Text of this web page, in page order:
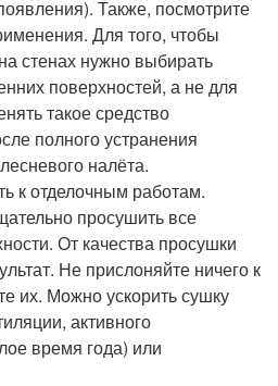
Также, посмотрите
Для того, чтобы
стенах нужно выбирать
поверхностей, а не для
такое средство
полного устранения
налёта.
к отделочным работам.
просушить все
От качества просушки
Не прислоняйте ничего к
их. Можно ускорить сушку
активного
время года) или